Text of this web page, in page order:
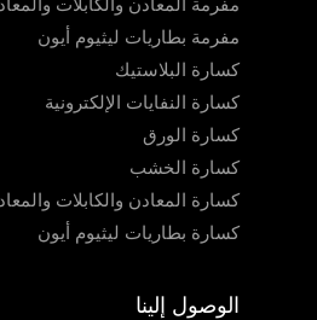
مفرمة بطاريات ليثيوم أيون
كسارة البلاستيك
كسارة النفايات الإلكترونية
كسارة الورق
كسارة الخشب
كسارة المعادن والكابلات
كسارة بطاريات ليثيوم أيون
الوصول إلينا